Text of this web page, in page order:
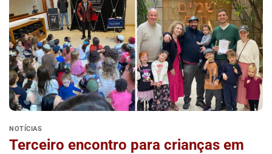
NOTÍCIAS
Terceiro encontro para crianças em